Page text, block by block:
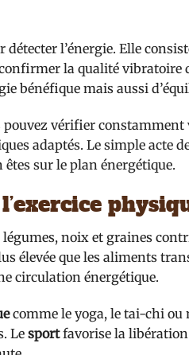
l’énergie. Elle
la qualité vibratoire
bénéfique mais aussi
vérifier constamment
adaptés. Le simple acte
sur le plan énergétique.
noix et graines
élevée que les aliments
circulation énergétique.
comme le yoga, le tai-chi ou
Le sportfavorise la